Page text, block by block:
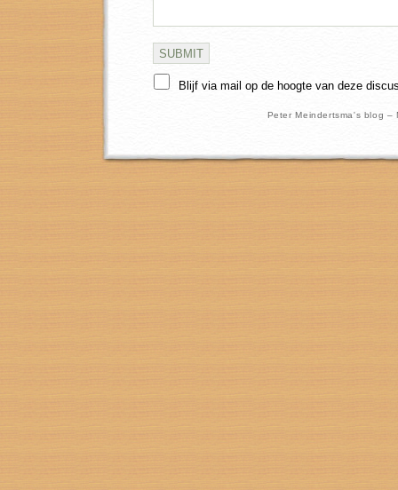
Blijf via mail op de hoogte van deze
Peter Meindertsma's blog